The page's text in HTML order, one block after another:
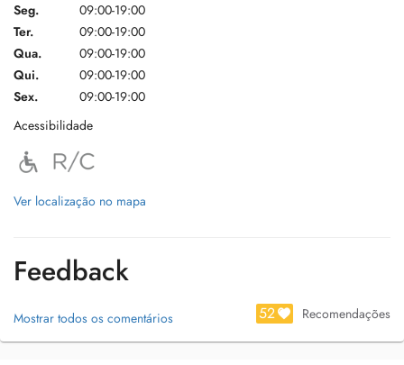
Seg.
09:00-19:00
Ter.
09:00-19:00
Qua.
09:00-19:00
Qui.
09:00-19:00
Sex.
09:00-19:00
Acessibilidade
Ver localização no mapa
Feedback
Mostrar todos os comentários 52 Recomendações